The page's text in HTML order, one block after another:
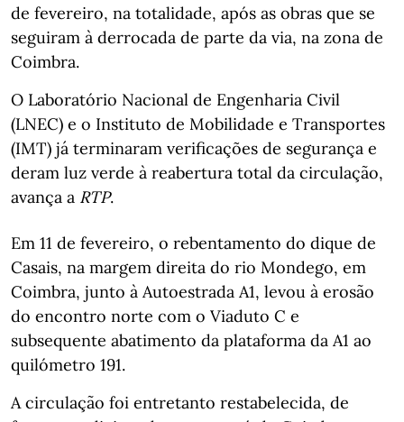
de fevereiro, na totalidade, após as obras que se
seguiram à derrocada de parte da via, na zona de
Coimbra.
O Laboratório Nacional de Engenharia Civil
(LNEC) e o Instituto de Mobilidade e Transportes
(IMT) já terminaram verificações de segurança e
deram luz verde à reabertura total da circulação,
avança a RTP.
Em 11 de fevereiro, o rebentamento do dique de
Casais, na margem direita do rio Mondego, em
Coimbra, junto à Autoestrada A1, levou à erosão
do encontro norte com o Viaduto C e
subsequente abatimento da plataforma da A1 ao
quilómetro 191.
A circulação foi entretanto restabelecida, de